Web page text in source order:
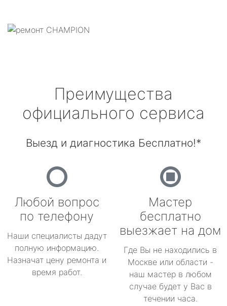
Преимущества
официального сервиса
Выезд и диагностика Бесплатно!*
Любой вопрос
по телефону
Наши специалисты дадут
полную информацию.
Назначат цену ремонта и
время работ.
Мастер
бесплатно
выезжает на дом
Где Вы не находились в
Москве или области -
наш мастер в любом
случае будет у Вас в
течении часа.